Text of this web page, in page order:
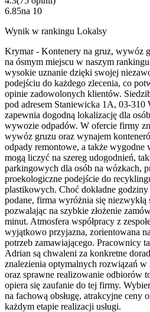
6.85na 10
Wynik w rankingu Lokalsy
Krymar - Kontenery na gruz, wywóz
na ósmym miejscu w naszym
wysokie uznanie dzięki swojej
podejściu do każdego zlecenia, co
opinie zadowolonych klientów.
pod adresem Staniewicka 1A, 03-310
zapewnia dogodną lokalizację dla
wywozie odpadów. W ofercie firmy
wywóz gruzu oraz wynajem
odpady remontowe, a także
mogą liczyć na szereg udogodnień,
parkingowych dla osób na wózkach,
proekologiczne podejście do
plastikowych. Choć dokładne
podane, firma wyróżnia się
pozwalając na szybkie złożenie
minut. Atmosfera współpracy z
wyjątkowo przyjazna, zorientowana
potrzeb zamawiającego. Pracownicy
Adrian są chwaleni za konkretne
znalezienia optymalnych rozwiązań
oraz sprawne realizowanie odbiorów
opiera się zaufanie do tej firmy.
na fachową obsługę, atrakcyjne ceny
każdym etapie realizacji usługi.